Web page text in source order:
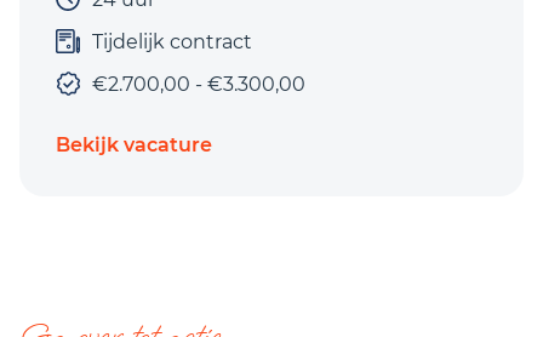
Tijdelijk contract
€2.700,00 - €3.300,00
Bekijk vacature